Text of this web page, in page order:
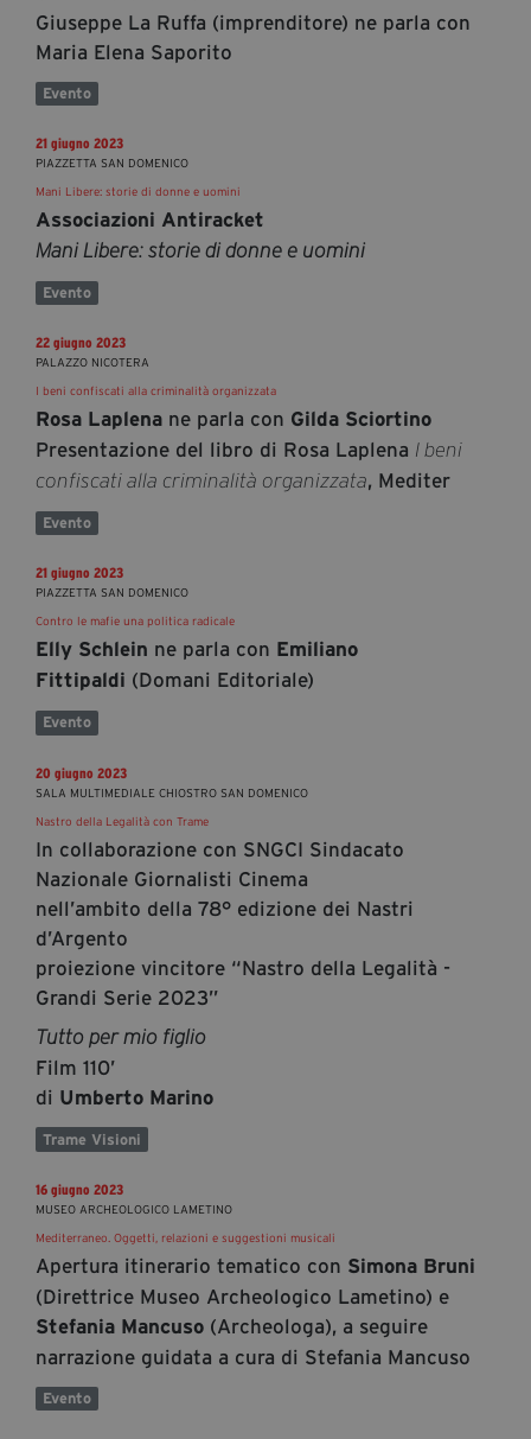
Giuseppe La Ruffa (imprenditore) ne parla con
Maria Elena Saporito
Evento
21 giugno 2023
PIAZZETTA SAN DOMENICO
Mani Libere: storie di donne e uomini
Associazioni Antiracket
Mani Libere: storie di donne e uomini
Evento
22 giugno 2023
PALAZZO NICOTERA
I beni confiscati alla criminalità organizzata
Rosa Laplena ne parla con Gilda Sciortino
Presentazione del libro di Rosa Laplena I beni
confiscati alla criminalità organizzata, Mediter
Evento
21 giugno 2023
PIAZZETTA SAN DOMENICO
Contro le mafie una politica radicale
Elly Schlein ne parla con Emiliano
Fittipaldi (Domani Editoriale)
Evento
20 giugno 2023
SALA MULTIMEDIALE CHIOSTRO SAN DOMENICO
Nastro della Legalità con Trame
In collaborazione con SNGCI Sindacato
Nazionale Giornalisti Cinema
nell’ambito della 78° edizione dei Nastri
d’Argento
proiezione vincitore “Nastro della Legalità -
Grandi Serie 2023”
Tutto per mio figlio
Film 110’
di Umberto Marino
Trame Visioni
16 giugno 2023
MUSEO ARCHEOLOGICO LAMETINO
Mediterraneo. Oggetti, relazioni e suggestioni musicali
Apertura itinerario tematico con Simona Bruni
(Direttrice Museo Archeologico Lametino) e
Stefania Mancuso (Archeologa), a seguire
narrazione guidata a cura di Stefania Mancuso
Evento